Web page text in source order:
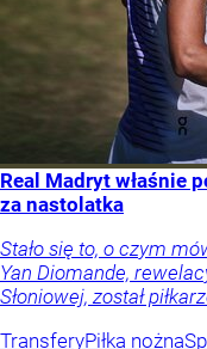
Real Madryt właśnie
za nastolatka
Stało się to, o czym
Yan Diomande,
Słoniowej, został
TransferyPiłka nożna